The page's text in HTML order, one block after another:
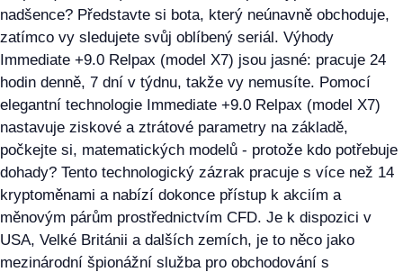
nadšence? Představte si bota, který neúnavně obchoduje,
zatímco vy sledujete svůj oblíbený seriál. Výhody
Immediate +9.0 Relpax (model X7) jsou jasné: pracuje 24
hodin denně, 7 dní v týdnu, takže vy nemusíte. Pomocí
elegantní technologie Immediate +9.0 Relpax (model X7)
nastavuje ziskové a ztrátové parametry na základě,
počkejte si, matematických modelů - protože kdo potřebuje
dohady? Tento technologický zázrak pracuje s více než 14
kryptoměnami a nabízí dokonce přístup k akciím a
měnovým párům prostřednictvím CFD. Je k dispozici v
USA, Velké Británii a dalších zemích, je to něco jako
mezinárodní špionážní služba pro obchodování s